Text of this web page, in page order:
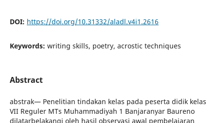
DOI: https://doi.org/10.31332/aladl.v4i1.2616
Keywords: writing skills, poetry, acrostic techniques
Abstract
abstrak— Penelitian tindakan kelas pada peserta didik kelas
VII Reguler MTs Muhammadiyah 1 Banjaranyar Baureno
dilatarbelakangi oleh hasil observasi awal pembelajaran